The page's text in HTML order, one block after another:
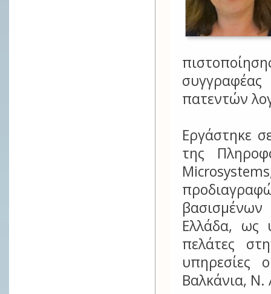
πατεντών
Εργάστηκε
της
Ελλάδα, ως
πελάτες
υπηρεσίες
Βαλκάνια,